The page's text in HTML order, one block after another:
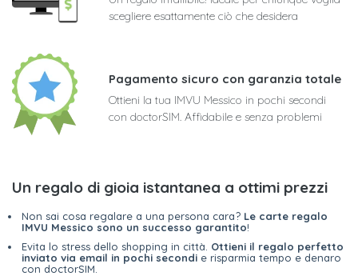
scegliere esattamente ciò che desidera
Pagamento sicuro con garanzia totale
Ottieni la tua IMVU Messico in pochi secondi
con doctorSIM. Affidabile e senza problemi
Un regalo di gioia istantanea a ottimi prezzi
Non sai cosa regalare a una persona cara? Le carte regalo
IMVU Messico sono un successo garantito!
Evita lo stress dello shopping in città. Ottieni il regalo perfetto
inviato via email in pochi secondi e risparmia tempo e denaro
con doctorSIM.